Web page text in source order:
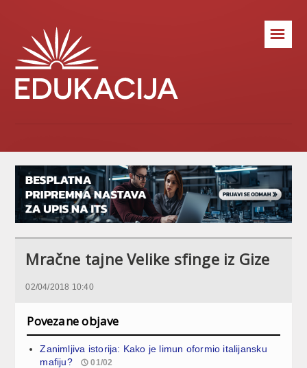
☰
Mračne tajne Velike sfinge iz Gize
02/04/2018 10:40
Povezane objave
Zanimljiva istorija: Kako je limun oformio italijansku
mafiju?
01/02